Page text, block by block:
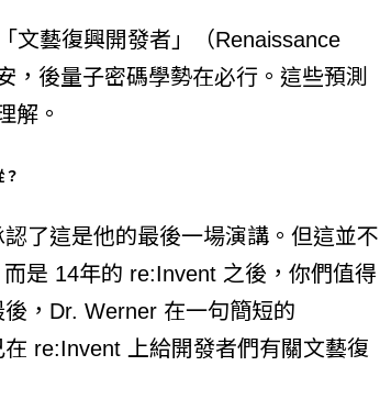
文藝復興開發者」（Renaissance
，後量子密碼學勢在必行。這些預測
解。
了這是他的最後一場演講。但這並不
是 14年的 re:Invent 之後，你們值得
，Dr. Werner 在一句簡短的
re:Invent 上給開發者們有關文藝復